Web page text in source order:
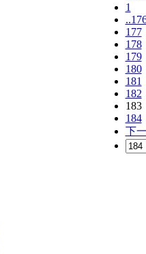
1
177
178
179
180
181
182
183
184
下